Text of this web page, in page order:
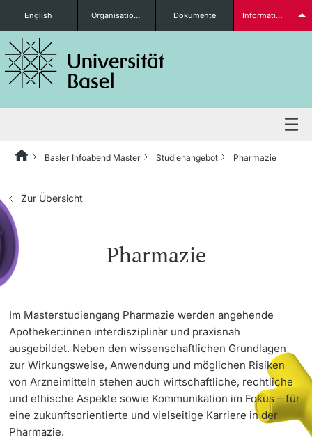
Studieninteressierte
Doktorierende
weitere Informationen
English Organisationseinheiten Dokumente Informationen für...
Basler Infoabend Master Studienangebot Pharmazie
Zur Übersicht
Pharmazie
Im Masterstudiengang Pharmazie werden angehende
Apotheker:innen interdisziplinär und praxisnah
ausgebildet. Neben den wissenschaftlichen Grundlagen
zur Wirkungsweise, Anwendung und möglichen Risiken
von Arzneimitteln stehen auch wirtschaftliche, rechtliche
und ethische Aspekte sowie Kommunikation im Fokus – für
eine zukunftsorientierte und vielseitige Karriere in der
Pharmazie.